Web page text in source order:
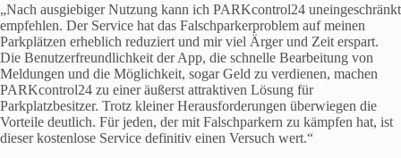
„Nach ausgiebiger Nutzung kann ich PARKcontrol24 uneingeschränkt
empfehlen. Der Service hat das Falschparkerproblem auf meinen
Parkplätzen erheblich reduziert und mir viel Ärger und Zeit erspart.
Die Benutzerfreundlichkeit der App, die schnelle Bearbeitung von
Meldungen und die Möglichkeit, sogar Geld zu verdienen, machen
PARKcontrol24 zu einer äußerst attraktiven Lösung für
Parkplatzbesitzer. Trotz kleiner Herausforderungen überwiegen die
Vorteile deutlich. Für jeden, der mit Falschparkern zu kämpfen hat, ist
dieser kostenlose Service definitiv einen Versuch wert.“